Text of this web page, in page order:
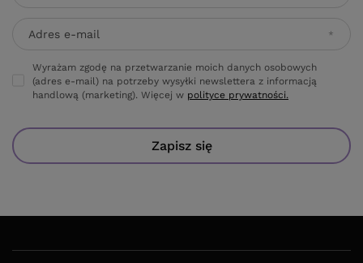
Adres e-mail
Wyrażam zgodę na przetwarzanie moich danych osobowych
(adres e-mail) na potrzeby wysyłki newslettera z informacją
handlową (marketing). Więcej w polityce prywatności.
Zapisz się